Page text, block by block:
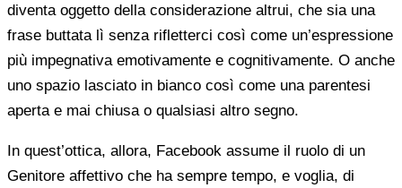
diventa oggetto della considerazione altrui, che sia una
frase buttata lì senza rifletterci così come un’espressione
più impegnativa emotivamente e cognitivamente. O anche
uno spazio lasciato in bianco così come una parentesi
aperta e mai chiusa o qualsiasi altro segno.
In quest’ottica, allora, Facebook assume il ruolo di un
Genitore affettivo che ha sempre tempo, e voglia, di